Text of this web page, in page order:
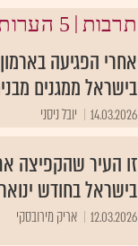
תרבות | 5 הערות
אחרי הפגיעה
בישראל ממגנים
14.03.2026 יובל ניסני
זו העיר שהקפיצה
בישראל בחודש ינואר
12.03.2026 אריק מירובסקי